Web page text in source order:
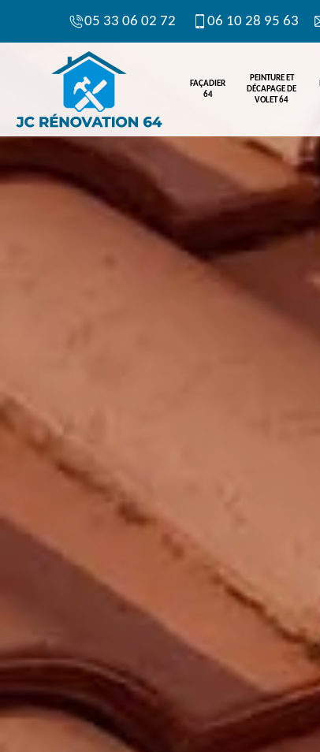
05 33 06 02 72 06 10 28 95 63
FAÇADIER
64
PEINTURE ET
DÉCAPAGE DE
VOLET 64